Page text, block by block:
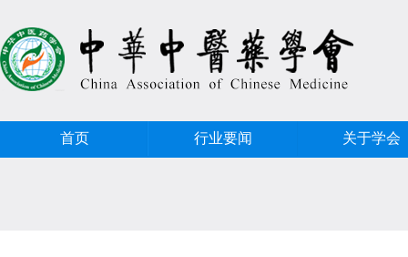
首页 行业要闻 关于学会